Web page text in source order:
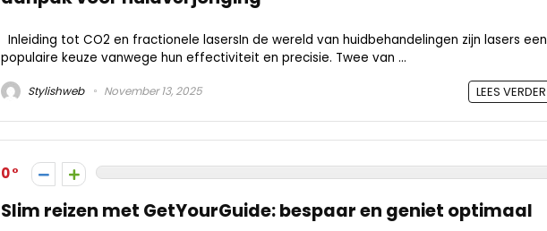
Inleiding tot CO2 en fractionele lasersIn de wereld van huidbehandelingen zijn lasers een
populaire keuze vanwege hun effectiviteit en precisie. Twee van ...
Stylishweb November 13, 2025 LEES VERDER
0
Slim reizen met GetYourGuide: bespaar en geniet optimaal